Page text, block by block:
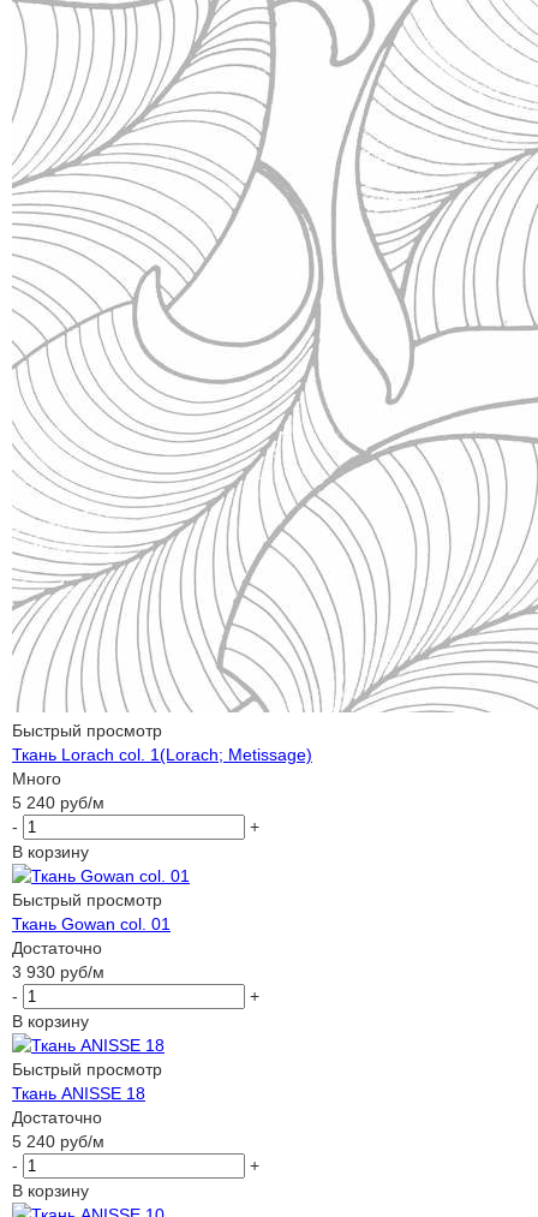
Быстрый просмотр
Ткань Lorach col. 1(Lorach; Metissage)
Много
5 240 руб/м
-
+
В корзину
Быстрый просмотр
Ткань Gowan col. 01
Достаточно
3 930 руб/м
-
+
В корзину
Быстрый просмотр
Ткань ANISSE 18
Достаточно
5 240 руб/м
-
+
В корзину